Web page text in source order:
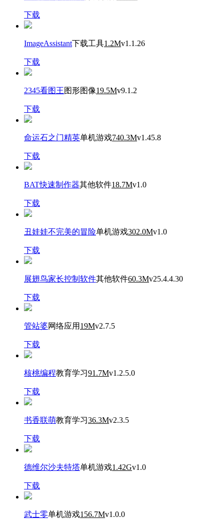
下载
ImageAssistant下载工具1.2Mv1.1.26
下载
2345看图王图形图像19.5Mv9.1.2
下载
命运石之门精英单机游戏740.3Mv1.45.8
下载
BAT快速制作器其他软件18.7Mv1.0
下载
丑娃娃不完美的冒险单机游戏302.0Mv1.0
下载
展翅鸟家长控制软件其他软件60.3Mv25.4.4.30
下载
管站婆网络应用 19Mv2.7.5
下载
核桃编程教育学习91.7Mv1.2.5.0
下载
书香联萌教育学习36.3Mv2.3.5
下载
德维尔沙夫特塔单机游戏1.42Gv1.0
下载
武士零单机游戏156.7Mv1.0.0